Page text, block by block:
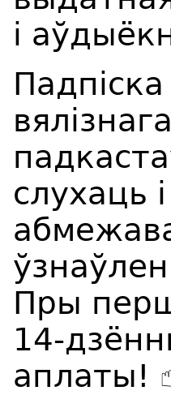
і
слухаць
Пры
14-
аплаты!